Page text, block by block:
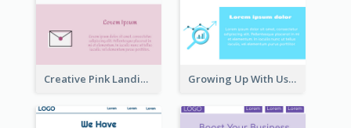
Creative Pink Landing Page Growing Up With Us Landing Page